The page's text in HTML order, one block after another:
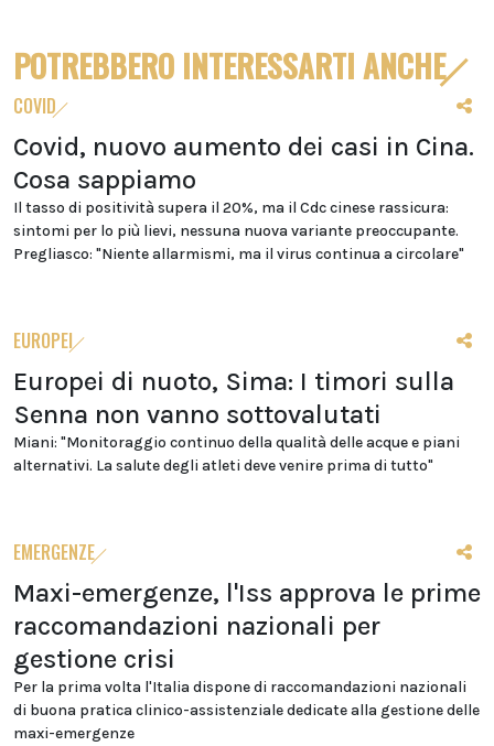
POTREBBERO INTERESSARTI ANCHE
COVID
Covid, nuovo aumento dei casi in Cina.
Cosa sappiamo
Il tasso di positività supera il 20%, ma il Cdc cinese rassicura:
sintomi per lo più lievi, nessuna nuova variante preoccupante.
Pregliasco: "Niente allarmismi, ma il virus continua a circolare"
EUROPEI
Europei di nuoto, Sima: I timori sulla
Senna non vanno sottovalutati
Miani: "Monitoraggio continuo della qualità delle acque e piani
alternativi. La salute degli atleti deve venire prima di tutto"
EMERGENZE
Maxi-emergenze, l'Iss approva le prime
raccomandazioni nazionali per
gestione crisi
Per la prima volta l'Italia dispone di raccomandazioni nazionali
di buona pratica clinico-assistenziale dedicate alla gestione delle
maxi-emergenze